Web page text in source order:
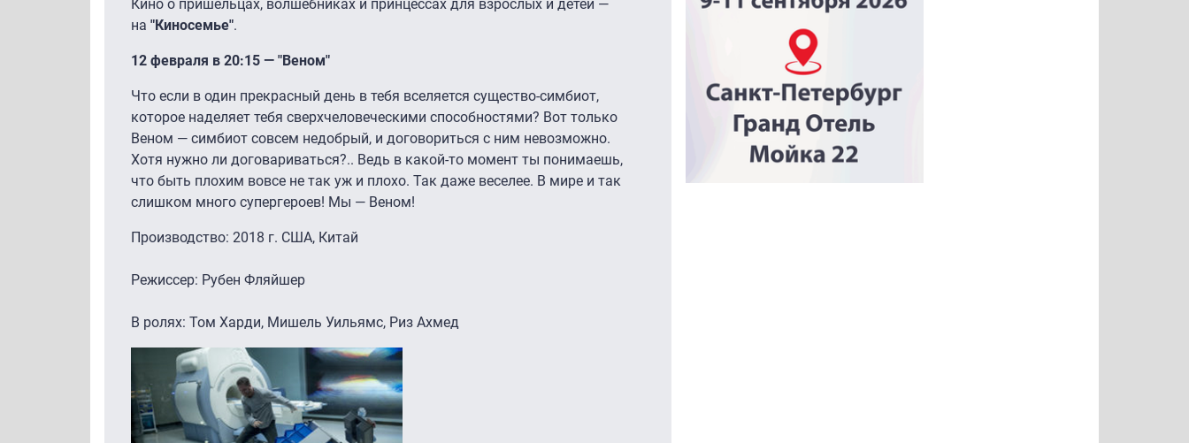
Кино о пришельцах, волшебниках и принцессах для взрослых и детей —
на "Киносемье".
12 февраля в 20:15 — "Веном"
Что если в один прекрасный день в тебя вселяется существо-симбиот,
которое наделяет тебя сверхчеловеческими способностями? Вот только
Веном — симбиот совсем недобрый, и договориться с ним невозможно.
Хотя нужно ли договариваться?.. Ведь в какой-то момент ты понимаешь,
что быть плохим вовсе не так уж и плохо. Так даже веселее. В мире и так
слишком много супергероев! Мы — Веном!
Производство: 2018 г. США, Китай
Режиссер: Рубен Фляйшер
В ролях: Том Харди, Мишель Уильямс, Риз Ахмед